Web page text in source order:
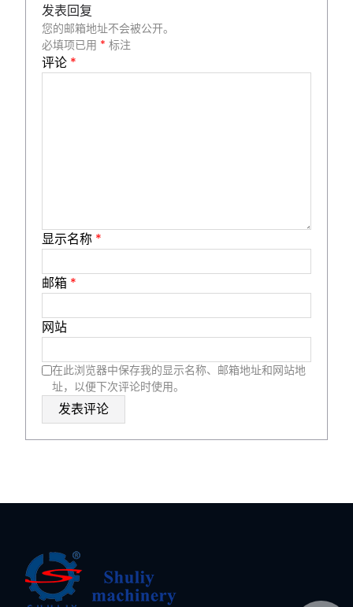
发表回复
您的邮箱地址不会被公开。
必填项已用 * 标注
评论 *
显示名称 *
邮箱 *
网站
在此浏览器中保存我的显示名称、邮箱地址和网站地
址，以便下次评论时使用。